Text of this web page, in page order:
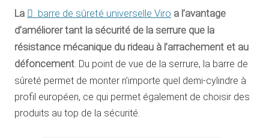
La barre de sûreté universelle Viro a l’avantage
d’améliorer tant la sécurité de la serrure que la
résistance mécanique du rideau à l’arrachement et au
défoncement . Du point de vue de la serrure, la barre de
sûreté permet de monter n’importe quel demi-cylindre à
profil européen, ce qui permet également de choisir des
produits au top de la sécurité.